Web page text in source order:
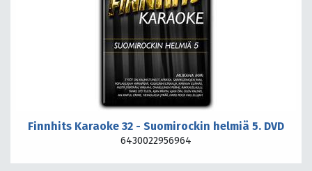
Finnhits Karaoke 32 - Suomirockin helmiä 5. DVD
6430022956964